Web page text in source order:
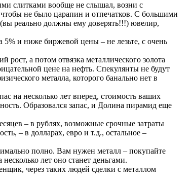
слитками вообще не слышал, возни с
не было царапин и отпечатков. С большими
реально должны ему доверять!!!) ювелир,
и ниже биржевой цены – не лезьте, с очень
а потом отвязка металлического золота
цене на нефть. Спекулянты не будут
металла, которого банально нет в
на несколько лет вперед, стоимость ваших
Образовался запас, и Долина пирамид еще
– в рублях, возможные срочные затраты
– в долларах, евро и т.д., остальное –
полно. Вам нужен металл – покупайте
лет оно станет деньгами.
через таких людей сделки с металлом